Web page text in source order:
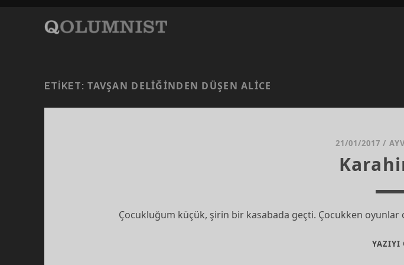
ETIKET:TAVŞAN DELIĞINDEN DÜŞEN ALICE
21/01/2017 /
Çocukluğum küçük, şirin bir kasabada geçti. Çocukken
YAZIYI